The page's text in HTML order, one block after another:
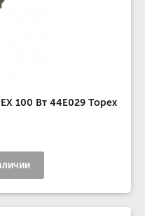
100 Вт 44E029 Topex